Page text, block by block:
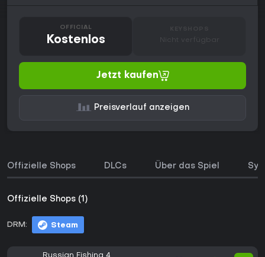
OFFICIAL
Kostenlos Nicht verfügbar
Jetzt kaufen
Preisverlauf anzeigen
Offizielle Shops DLCs Über das Spiel
Offizielle Shops (1)
DRM: Steam